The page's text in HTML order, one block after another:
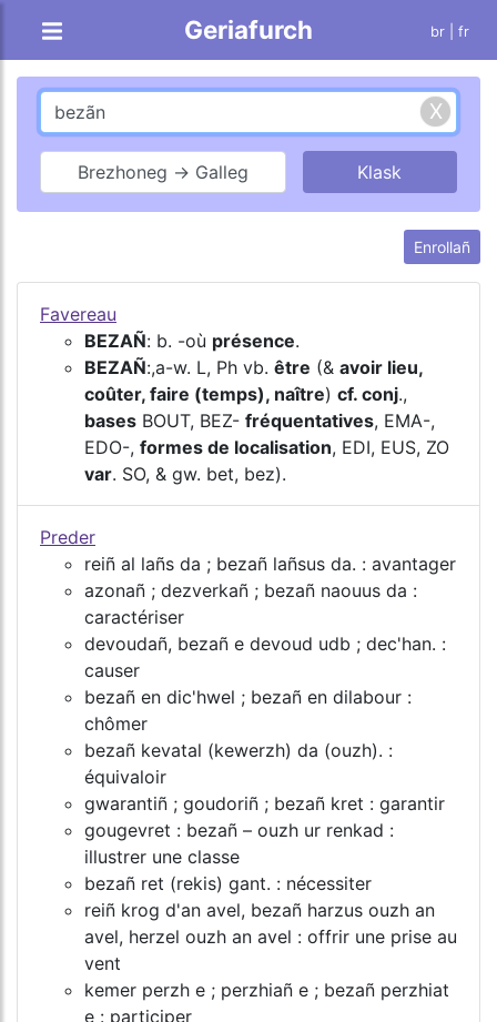
Geriafurch br | fr
Brezhoneg → Galleg
Enrollañ
Favereau
BEZAÑ: b. -où présence.
BEZAÑ:,a-w. L, Ph vb. être (& avoir lieu,
coûter, faire (temps), naître) cf. conj.,
bases BOUT, BEZ- fréquentatives, EMA-,
EDO-, formes de localisation, EDI, EUS, ZO
var. SO, & gw. bet, bez).
Preder
reiñ al lañs da ; bezañ lañsus da. : avantager
azonañ ; dezverkañ ; bezañ naouus da :
caractériser
devoudañ, bezañ e devoud udb ; dec'han. :
causer
bezañ en dic'hwel ; bezañ en dilabour :
chômer
bezañ kevatal (kewerzh) da (ouzh). :
équivaloir
gwarantiñ ; goudoriñ ; bezañ kret : garantir
gougevret : bezañ – ouzh ur renkad :
illustrer une classe
bezañ ret (rekis) gant. : nécessiter
reiñ krog d'an avel, bezañ harzus ouzh an
avel, herzel ouzh an avel : offrir une prise au
vent
kemer perzh e ; perzhiañ e ; bezañ perzhiat
e : participer